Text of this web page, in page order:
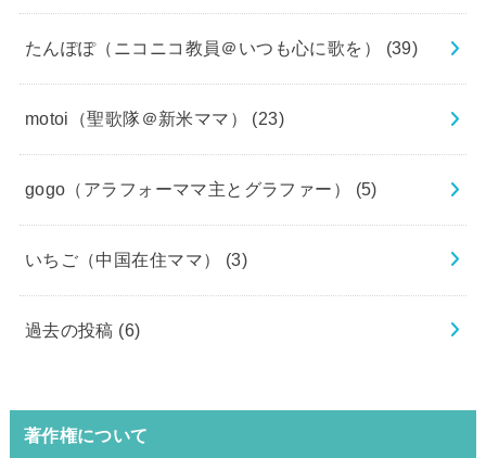
たんぽぽ（ニコニコ教員＠いつも心に歌を） (39)
motoi（聖歌隊＠新米ママ） (23)
gogo（アラフォーママ主とグラファー） (5)
いちご（中国在住ママ） (3)
過去の投稿 (6)
著作権について